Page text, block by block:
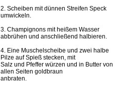
2. Scheiben mit dünnen Streifen Speck
umwickeln.
3. Champignons mit heißem Wasser
abbrühen und anschließend halbieren.
4. Eine Muschelscheibe und zwei halbe
Pilze auf Spieß stecken, mit
Salz und Pfeffer würzen und in Butter von
allen Seiten goldbraun
anbraten.